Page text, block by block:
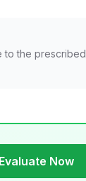
to the prescribed
Evaluate Now